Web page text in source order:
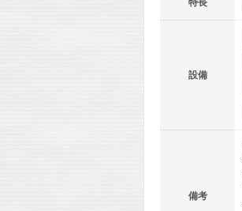
設備
備考